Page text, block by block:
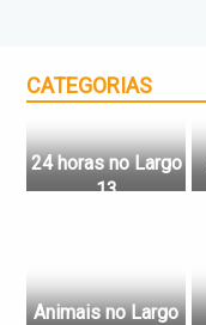
CATEGORIAS
24 horas no Largo
13
Animais no Largo